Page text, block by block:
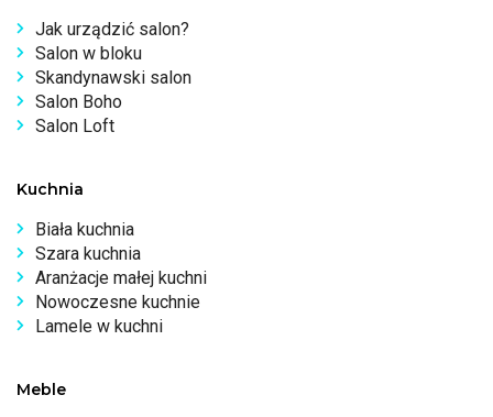
Jak urządzić salon?
Salon w bloku
Skandynawski salon
Salon Boho
Salon Loft
Kuchnia
Biała kuchnia
Szara kuchnia
Aranżacje małej kuchni
Nowoczesne kuchnie
Lamele w kuchni
Meble